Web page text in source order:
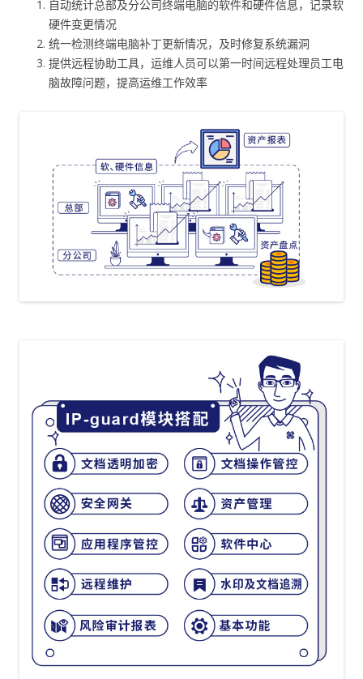
自动统计总部及分公司终端电脑的软件和硬件信息，记录软
硬件变更情况
统一检测终端电脑补丁更新情况，及时修复系统漏洞
提供远程协助工具，运维人员可以第一时间远程处理员工电
脑故障问题，提高运维工作效率